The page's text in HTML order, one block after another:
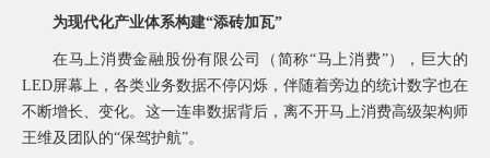
为现代化产业体系构建“添砖加瓦”
在马上消费金融股份有限公司（简称“马上消费”），巨大的
LED屏幕上，各类业务数据不停闪烁，伴随着旁边的统计数字也在
不断增长、变化。这一连串数据背后，离不开马上消费高级架构师
王维及团队的“保驾护航”。